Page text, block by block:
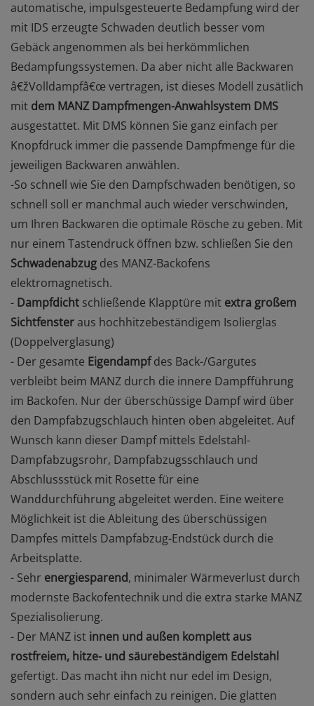
automatische, impulsgesteuerte Bedampfung wird der
mit IDS erzeugte Schwaden deutlich besser vom
Gebäck angenommen als bei herkömmlichen
Bedampfungssystemen. Da aber nicht alle Backwaren
â€žVolldampfâ€œ vertragen, ist dieses Modell zusätlich
mit dem MANZ Dampfmengen-Anwahlsystem DMS
ausgestattet. Mit DMS können Sie ganz einfach per
Knopfdruck immer die passende Dampfmenge für die
jeweiligen Backwaren anwählen.
-So schnell wie Sie den Dampfschwaden benötigen, so
schnell soll er manchmal auch wieder verschwinden,
um Ihren Backwaren die optimale Rösche zu geben. Mit
nur einem Tastendruck öffnen bzw. schließen Sie den
Schwadenabzug des MANZ-Backofens
elektromagnetisch.
- Dampfdicht schließende Klapptüre mit extra großem
Sichtfensteraus hochhitzebeständigem Isolierglas
(Doppelverglasung)
- Der gesamte Eigendampfdes Back-/Gargutes
verbleibt beim MANZ durch die innere Dampfführung
im Backofen. Nur der überschüssige Dampf wird über
den Dampfabzugschlauch hinten oben abgeleitet. Auf
Wunsch kann dieser Dampf mittels Edelstahl-
Dampfabzugsrohr, Dampfabzugsschlauch und
Abschlussstück mit Rosette für eine
Wanddurchführung abgeleitet werden. Eine weitere
Möglichkeit ist die Ableitung des überschüssigen
Dampfes mittels Dampfabzug-Endstück durch die
Arbeitsplatte.
- Sehr energiesparend, minimaler Wärmeverlust durch
modernste Backofentechnik und die extra starke MANZ
Spezialisolierung.
- Der MANZ ist innen und außen komplett aus
rostfreiem, hitze- und säurebeständigem Edelstahl
gefertigt. Das macht ihn nicht nur edel im Design,
sondern auch sehr einfach zu reinigen. Die glatten